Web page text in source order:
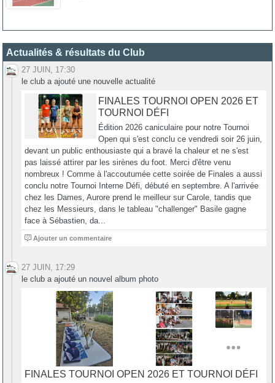
Actualités & résultats du Club
27 JUIN, 17:30
le club a ajouté une nouvelle actualité
FINALES TOURNOI OPEN 2026 ET
TOURNOI DÉFI
Édition 2026 caniculaire pour notre Tournoi
Open qui s'est conclu ce vendredi soir 26 juin,
devant un public enthousiaste qui a bravé la chaleur et ne s'est
pas laissé attirer par les sirènes du foot. Merci d'être venu
nombreux ! Comme à l'accoutumée cette soirée de Finales a aussi
conclu notre Tournoi Interne Défi, débuté en septembre. A l'arrivée
chez les Dames, Aurore prend le meilleur sur Carole, tandis que
chez les Messieurs, dans le tableau "challenger" Basile gagne
face à Sébastien, da...
0 Ajouter un commentaire
27 JUIN, 17:29
le club a ajouté un nouvel album photo
FINALES TOURNOI OPEN 2026 ET TOURNOI DÉFI